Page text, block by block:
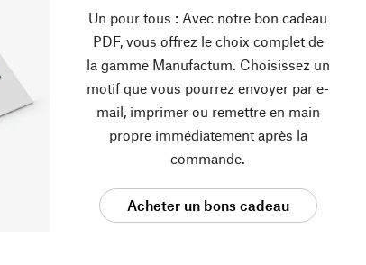
Un pour tous : Avec notre bon cadeau
PDF, vous offrez le choix complet de
la gamme Manufactum. Choisissez un
motif que vous pourrez envoyer par e-
mail, imprimer ou remettre en main
propre immédiatement après la
commande.
Acheter un bons cadeau